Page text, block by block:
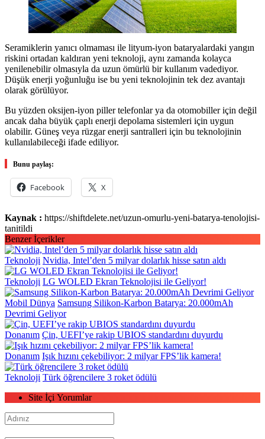
Seramiklerin yanıcı olmaması ile lityum-iyon bataryalardaki yangın
riskini ortadan kaldıran yeni teknoloji, aynı zamanda kolayca
yenilenebilir olmasıyla da uzun ömürlü bir kullanım vadediyor.
Düşük enerji yoğunluğu ise bu yeni teknolojinin tek dez avantajı
olarak görülüyor.
Bu yüzden oksijen-iyon piller telefonlar ya da otomobiller için değil
ancak daha büyük çaplı enerji depolama sistemleri için uygun
olabilir. Güneş veya rüzgar enerji santralleri için bu teknolojinin
kullanılabileceği ifade ediliyor.
Bunu paylaş:
Facebook X
Kaynak : https://shiftdelete.net/uzun-omurlu-yeni-batarya-tenolojisi-
tanitildi
Benzer İçerikler
Teknoloji Nvidia, Intel’den 5 milyar dolarlık hisse satın aldı
Teknoloji LG WOLED Ekran Teknolojisi ile Geliyor!
Mobil Dünya Samsung Silikon-Karbon Batarya: 20.000mAh
Devrimi Geliyor
Donanım Çin, UEFI’ye rakip UBIOS standardını duyurdu
Donanım Işık hızını çekebiliyor: 2 milyar FPS’lik kamera!
Teknoloji Türk öğrencilere 3 roket ödülü
Site İçi Yorumlar